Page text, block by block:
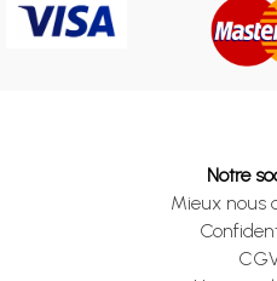
Notre
Mieux nous